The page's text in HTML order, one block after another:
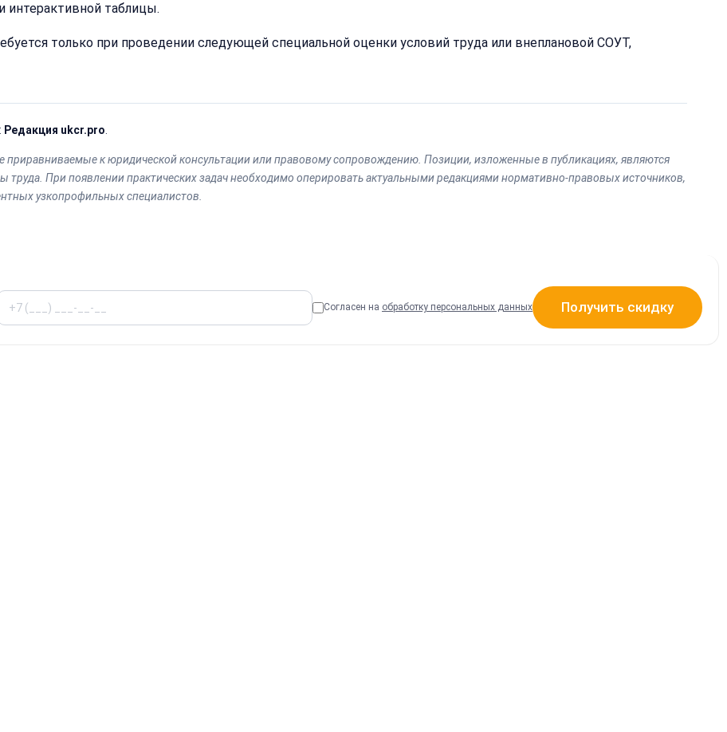
интерактивной таблицы.
только при проведении следующей специальной оценки условий труда или внеплановой СОУТ,
Редакция ukcr.pro
приравниваемые к юридической консультации или правовому сопровождению. Позиции, изложенные в публикациях, являются
При появлении практических задач необходимо оперировать актуальными редакциями нормативно-правовых источников,
узкопрофильных специалистов.
Согласен на обработку персональных данных Получить скидку